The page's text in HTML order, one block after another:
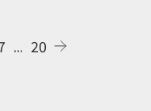
... 20